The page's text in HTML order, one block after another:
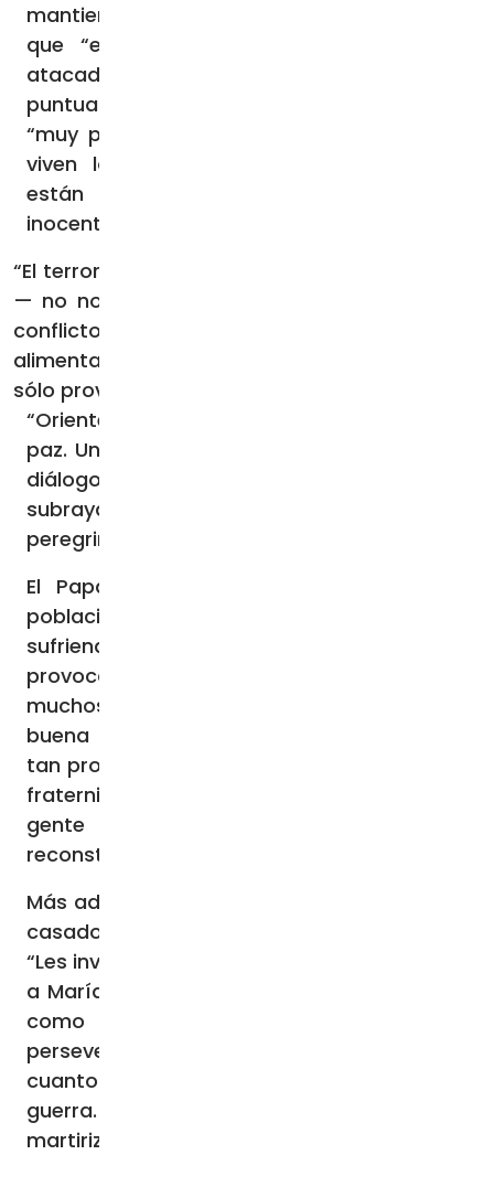
mantiene en la zona, el Papa ha señalado
que “es un derecho de quien ha sido
atacado, defenderse”, pero ha
puntualizado a renglón seguido que está
“muy preocupado por el asedio total que
viven los palestinos en Gaza donde se
están produciendo muchas víctimas
inocentes”.
“El terrorismo, el extremismo, —ha proseguido
— no nos ayuda a encontrar una solución al
conflicto entre israelíes y palestinos, sino que
alimenta el odio, la violencia, la venganza y
sólo provoca sufrimiento en unos y otros”.
“Oriente Medio no necesita la guerra, sino la
paz. Una paz construida sobre la justicia, el
diálogo y el valor de la fraternidad”, ha
subrayado el Papa durante su saludo a los
peregrinos de lengua italiana.
El Papa Francisco también recordó “las
poblaciones de Afganistán que están
sufriendo tras el terremoto que ha
provocado miles de víctimas, entre ellas
muchos niños” e invitó a las personas de
buena voluntad “a ayudar a este pueblo
tan probado, contribuyendo con espíritu de
fraternidad a aliviar el sufrimiento de la
gente y a sostener la necesaria
reconstrucción”.
Más adelante, al dirigirse al grupo de recién
casados presentes en la audiencia, indicó:
“Les invito a llevar de nuevo su pensamiento
a María, invocada en este mes de octubre
como Reina del Rosario. Por favor,
perseveren juntos con ella en la oración por
cuantos sufren el hambre, la injusticia y la
guerra. En especial por la querida y
martirizada Ucrania”.